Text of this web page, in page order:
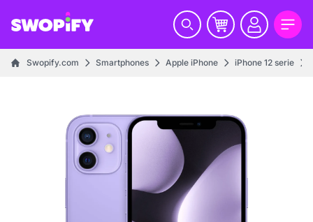
Swopify.com Smartphones Apple iPhone iPhone 12 serie